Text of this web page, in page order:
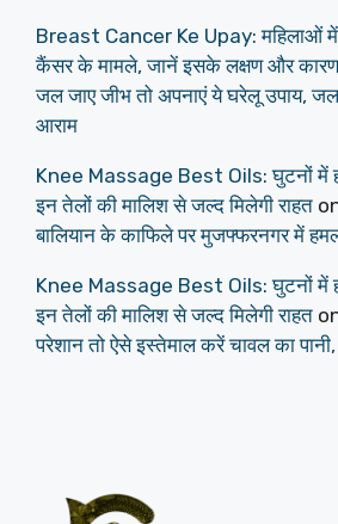
Breast Cancer Ke Upay: महिलाओं में
कैंसर के मामले, जानें इसके लक्षण और कारण
जल जाए जीभ तो अपनाएं ये घरेलू उपाय,
आराम
Knee Massage Best Oils: घुटनों में
इन तेलों की मालिश से जल्द मिलेगी राहत
बालियान के काफिले पर मुजफ्फरनगर में
Knee Massage Best Oils: घुटनों में
इन तेलों की मालिश से जल्द मिलेगी राहत
परेशान तो ऐसे इस्तेमाल करें चावल का